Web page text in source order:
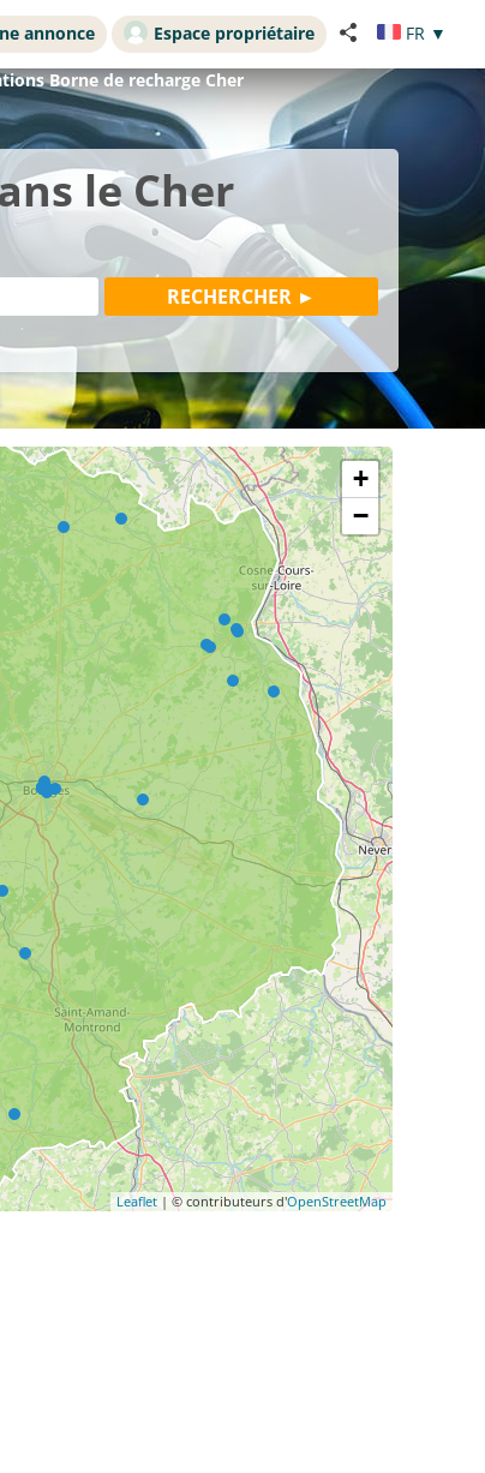
annonce Espace propriétaire FR ▼
Borne de recharge Cher
le Cher
+
−
Leaflet | © contributeurs d'OpenStreetMap